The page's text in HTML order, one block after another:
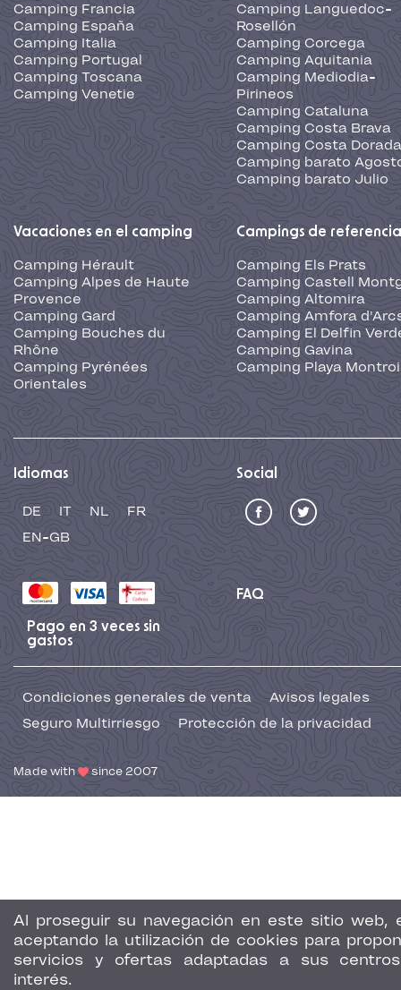
Al proseguir su navegación en este sitio web,
aceptando la utilización de cookies para
servicios y ofertas adaptadas a sus
interés.
Camping Francia
Camping España
Camping Italia
Camping Portugal
Camping Toscana
Camping Venetie
Camping Languedoc-
Rosellón
Camping Corcega
Camping Aquitania
Camping Mediodia-
Pirineos
Camping Cataluna
Camping Costa Brava
Camping Costa Dorada
Camping barato
Camping barato Julio
Vacaciones en el camping
Camping Hérault
Camping Alpes de Haute
Provence
Camping Gard
Camping Bouches du
Rhône
Camping Pyrénées
Orientales
Campings de referencia
Camping Els Prats
Camping Castell
Camping Altomira
Camping Amfora
Camping El Delfin
Camping Gavina
Camping Playa
Idiomas
DE IT NL
FR
EN-GB
Social
FAQ
Pago en 3 veces sin
gastos
Condiciones generales de venta
Avisos legales
Seguro Multirriesgo
Protección de la privacidad
Made with since 2007